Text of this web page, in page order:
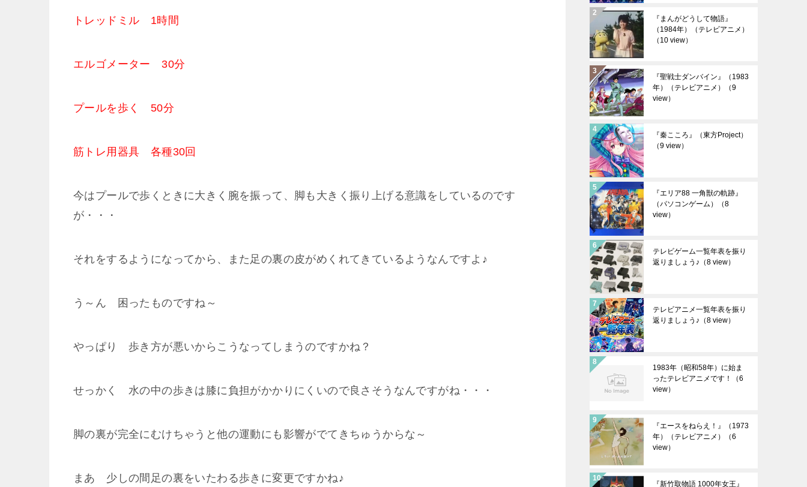
トレッドミル 1時間
エルゴメーター 30分
プールを歩く 50分
筋トレ用器具 各種30回
今はプールで歩くときに大きく腕を振って、脚も大きく振り上げる意識をしているのです
が・・・
それをするようになってから、また足の裏の皮がめくれてきているようなんですよ♪
う～ん 困ったものですね～
やっぱり 歩き方が悪いからこうなってしまうのですかね？
せっかく 水の中の歩きは膝に負担がかかりにくいので良さそうなんですがね・・・
脚の裏が完全にむけちゃうと他の運動にも影響がでてきちゅうからな～
まあ 少しの間足の裏をいたわる歩きに変更ですかね♪
『まんがどうして物語』
（1984年）（テレビアニメ）
（10 view）
『聖戦士ダンバイン』（1983
年）（テレビアニメ）
（9
view）
『秦こころ』（東方Project）
（9 view）
『エリア88 一角獣の軌跡』
（パソコンゲーム）
（8
view）
テレビゲーム一覧年表を振り
返りましょう♪ （8 view）
テレビアニメ一覧年表を振り
返りましょう♪ （8 view）
1983年（昭和58年）に始ま
ったテレビアニメです！
（6
view）
『エースをねらえ！』（1973
年）（テレビアニメ）
（6
view）
『新竹取物語 1000年女王』